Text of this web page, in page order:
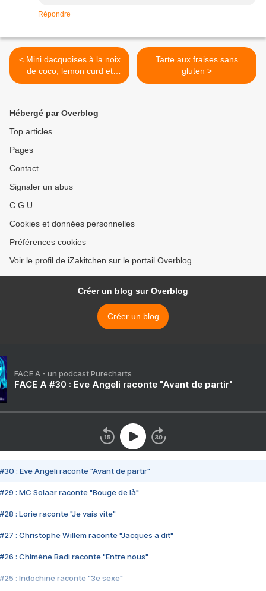
Répondre
< Mini dacquoises à la noix
de coco, lemon curd et
framboises sans gluten et
Tarte aux fraises sans
gluten >
Hébergé par Overblog
Top articles
Pages
Contact
Signaler un abus
C.G.U.
Cookies et données personnelles
Préférences cookies
Voir le profil de iZakitchen sur le portail Overblog
Créer un blog sur Overblog
Créer un blog
FACE A - un podcast Purecharts
FACE A #30 : Eve Angeli raconte "Avant de partir"
#30 : Eve Angeli raconte "Avant de partir"
#29 : MC Solaar raconte "Bouge de là"
#28 : Lorie raconte "Je vais vite"
#27 : Christophe Willem raconte "Jacques a dit"
#26 : Chimène Badi raconte "Entre nous"
#25 : Indochine raconte "3e sexe"